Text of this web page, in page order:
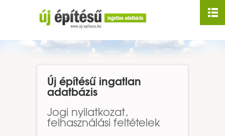
Nyitólap
Rólunk
Linkajánló
Médiaajánlat
Új építésű ingatlan
adatbázis
Jogi nyilatkozat,
felhasználási feltételek